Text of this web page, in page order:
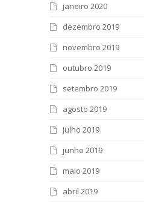
janeiro 2020
dezembro 2019
novembro 2019
outubro 2019
setembro 2019
agosto 2019
julho 2019
junho 2019
maio 2019
abril 2019